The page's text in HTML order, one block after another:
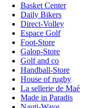
Basket Center
Daily Bikers
Direct-Volley
Espace Golf
Foot-Store
Galop-Store
Golf and co
Handball-Store
House of rugby
La sellerie de Maé
Made in Paradis